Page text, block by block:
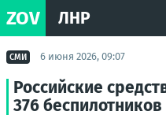
ZOV ЛНР
СМИ 6 июня 2026, 09:07
Российские
376